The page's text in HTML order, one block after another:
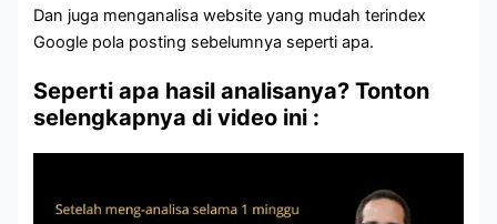
Dan juga menganalisa website yang mudah terindex
Google pola posting sebelumnya seperti apa.
Seperti apa hasil analisanya? Tonton
selengkapnya di video ini :